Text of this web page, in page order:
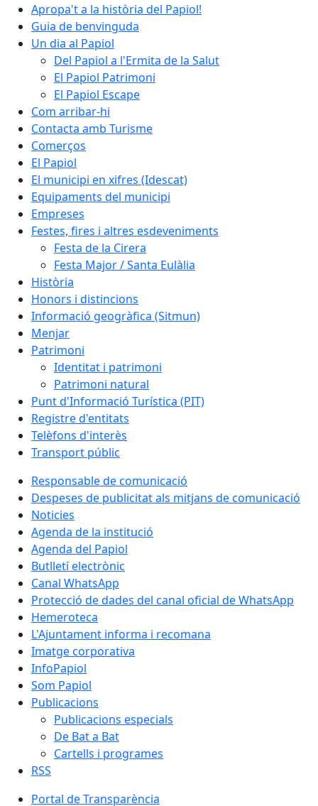
Apropa't a la història del Papiol!
Guia de benvinguda
Un dia al Papiol
Del Papiol a l'Ermita de la Salut
El Papiol Patrimoni
El Papiol Escape
Com arribar-hi
Contacta amb Turisme
Comerços
El Papiol
El municipi en xifres (Idescat)
Equipaments del municipi
Empreses
Festes, fires i altres esdeveniments
Festa de la Cirera
Festa Major / Santa Eulàlia
Història
Honors i distincions
Informació geogràfica (Sitmun)
Menjar
Patrimoni
Identitat i patrimoni
Patrimoni natural
Punt d'Informació Turística (PIT)
Registre d'entitats
Telèfons d'interès
Transport públic
Responsable de comunicació
Despeses de publicitat als mitjans de comunicació
Noticies
Agenda de la institució
Agenda del Papiol
Butlletí electrònic
Canal WhatsApp
Protecció de dades del canal oficial de WhatsApp
Hemeroteca
L'Ajuntament informa i recomana
Imatge corporativa
InfoPapiol
Som Papiol
Publicacions
Publicacions especials
De Bat a Bat
Cartells i programes
RSS
Portal de Transparència